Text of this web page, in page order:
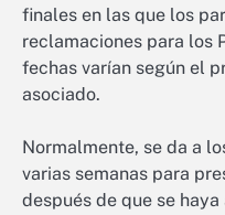
finales en las que los
reclamaciones para los
fechas varían según el
asociado.
Normalmente, se da a
varias semanas para
después de que se